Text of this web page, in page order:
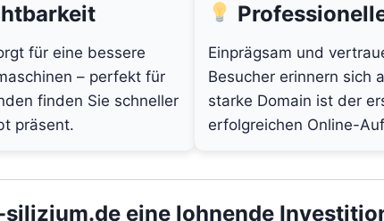
für eine bessere
– perfekt für
finden Sie schneller
präsent.
Einprägsam und
Besucher erinnern sich
starke Domain ist der
erfolgreichen Online-
eine lohnende